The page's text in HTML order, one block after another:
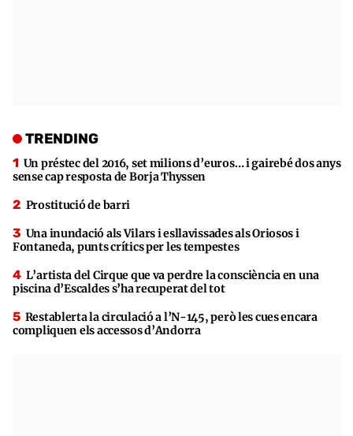
TRENDING
Un préstec del 2016, set milions d’euros… i gairebé dos anys
sense cap resposta de Borja Thyssen
Prostitució de barri
Una inundació als Vilars i esllavissades als Oriosos i
Fontaneda, punts crítics per les tempestes
L’artista del Cirque que va perdre la consciència en una
piscina d’Escaldes s’ha recuperat del tot
Restablerta la circulació a l’N-145, però les cues encara
compliquen els accessos d’Andorra